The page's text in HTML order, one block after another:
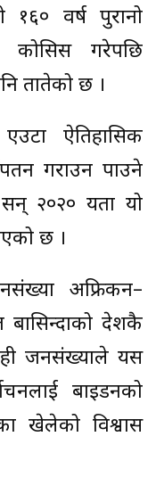
१६० वर्ष पुरानो
कोसिस गरेपछि
तातेको छ ।
ऐतिहासिक
गराउन पाउने
२०२० यता यो
छ ।
अफ्रिकन–
देशकै
जनसंख्याले यस
बाइडनको
खेलेको विश्वास